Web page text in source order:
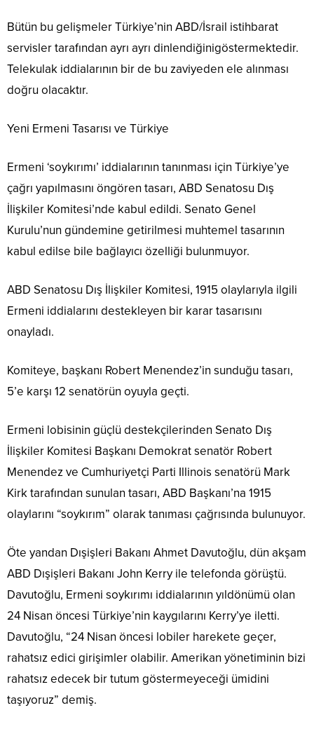
Bütün bu gelişmeler Türkiye’nin ABD/İsrail istihbarat
servisler tarafından ayrı ayrı dinlendiğinigöstermektedir.
Telekulak iddialarının bir de bu zaviyeden ele alınması
doğru olacaktır.
Yeni Ermeni Tasarısı ve Türkiye
Ermeni ‘soykırımı’ iddialarının tanınması için Türkiye’ye
çağrı yapılmasını öngören tasarı, ABD Senatosu Dış
İlişkiler Komitesi’nde kabul edildi. Senato Genel
Kurulu’nun gündemine getirilmesi muhtemel tasarının
kabul edilse bile bağlayıcı özelliği bulunmuyor.
ABD Senatosu Dış İlişkiler Komitesi, 1915 olaylarıyla ilgili
Ermeni iddialarını destekleyen bir karar tasarısını
onayladı.
Komiteye, başkanı Robert Menendez’in sunduğu tasarı,
5’e karşı 12 senatörün oyuyla geçti.
Ermeni lobisinin güçlü destekçilerinden Senato Dış
İlişkiler Komitesi Başkanı Demokrat senatör Robert
Menendez ve Cumhuriyetçi Parti Illinois senatörü Mark
Kirk tarafından sunulan tasarı, ABD Başkanı’na 1915
olaylarını “soykırım” olarak tanıması çağrısında bulunuyor.
Öte yandan Dışişleri Bakanı Ahmet Davutoğlu, dün akşam
ABD Dışişleri Bakanı John Kerry ile telefonda görüştü.
Davutoğlu, Ermeni soykırımı iddialarının yıldönümü olan
24 Nisan öncesi Türkiye’nin kaygılarını Kerry’ye iletti.
Davutoğlu, “24 Nisan öncesi lobiler harekete geçer,
rahatsız edici girişimler olabilir. Amerikan yönetiminin bizi
rahatsız edecek bir tutum göstermeyeceği ümidini
taşıyoruz” demiş.